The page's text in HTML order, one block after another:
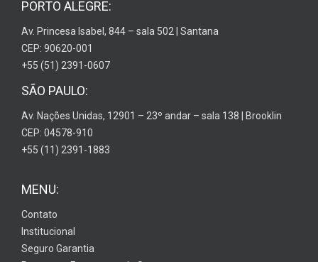
PORTO ALEGRE:
Av. Princesa Isabel, 844 – sala 502 | Santana
CEP: 90620-001
+55 (51) 2391-0607
SÃO PAULO:
Av. Nações Unidas, 12901 – 23º andar – sala 138 | Brooklin
CEP: 04578-910
+55 (11) 2391-1883
MENU:
Contato
Institucional
Seguro Garantia